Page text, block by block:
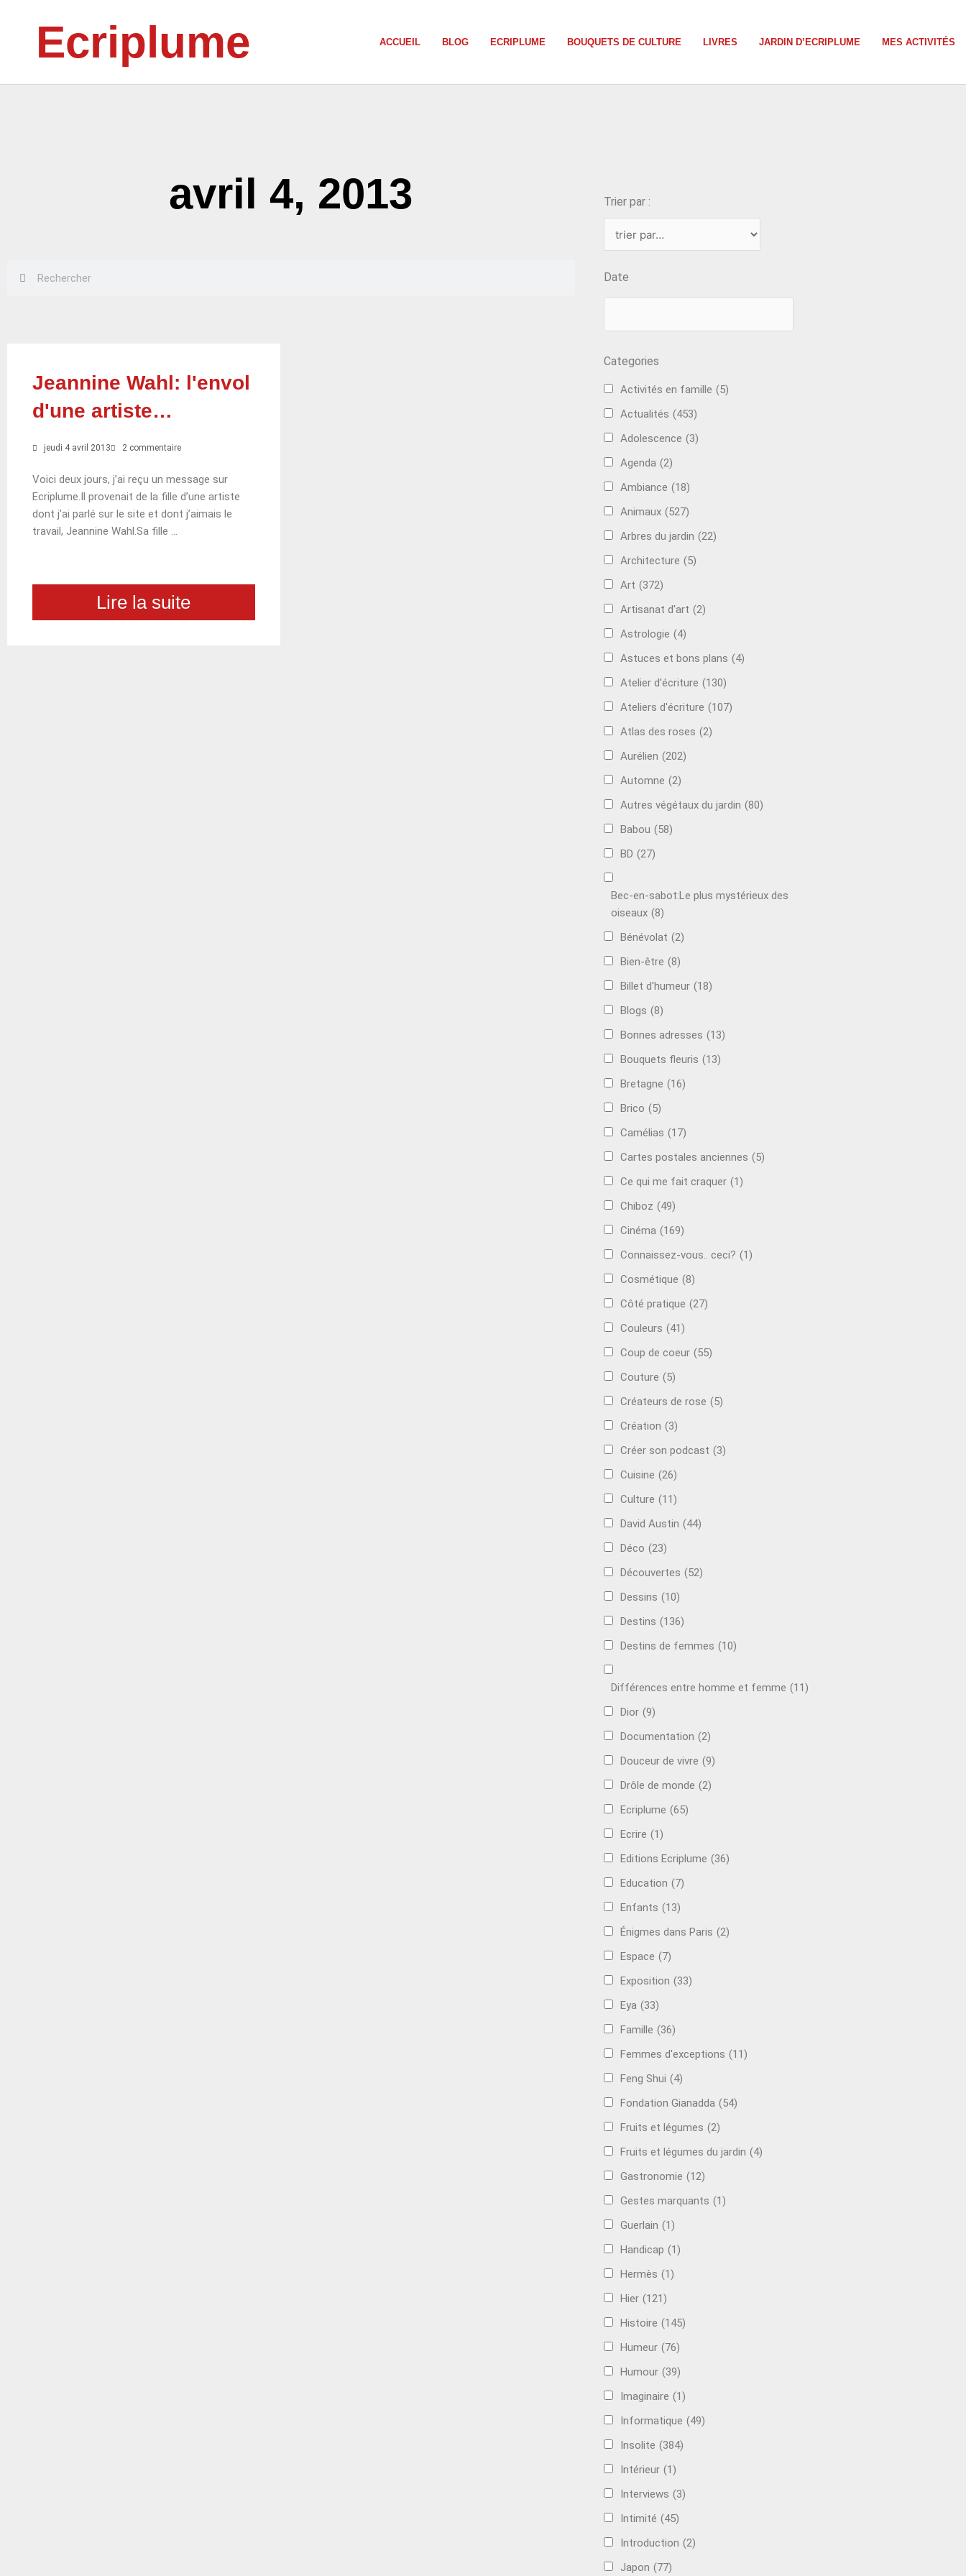
Ecriplume ACCUEIL BLOG ECRIPLUME BOUQUETS DE CULTURE LIVRES JARDIN D’ECRIPLUME MES ACTIVITÉS
avril 4, 2013
Jeannine Wahl: l'envol
d'une artiste…
jeudi 4 avril 2013 2 commentaire
Voici deux jours, j’ai reçu un message sur
Ecriplume.Il provenait de la fille d’une artiste
dont j’ai parlé sur le site et dont j’aimais le
travail, Jeannine Wahl.Sa fille …
Lire la suite
Trier par :
Date
Categories
Activités en famille (5)
Actualités (453)
Adolescence (3)
Agenda (2)
Ambiance (18)
Animaux (527)
Arbres du jardin (22)
Architecture (5)
Art (372)
Artisanat d'art (2)
Astrologie (4)
Astuces et bons plans (4)
Atelier d'écriture (130)
Ateliers d'écriture (107)
Atlas des roses (2)
Aurélien (202)
Automne (2)
Autres végétaux du jardin (80)
Babou (58)
BD (27)
Bec-en-sabot:Le plus mystérieux des
oiseaux (8)
Bénévolat (2)
Bien-être (8)
Billet d'humeur (18)
Blogs (8)
Bonnes adresses (13)
Bouquets fleuris (13)
Bretagne (16)
Brico (5)
Camélias (17)
Cartes postales anciennes (5)
Ce qui me fait craquer (1)
Chiboz (49)
Cinéma (169)
Connaissez-vous.. ceci? (1)
Cosmétique (8)
Côté pratique (27)
Couleurs (41)
Coup de coeur (55)
Couture (5)
Créateurs de rose (5)
Création (3)
Créer son podcast (3)
Cuisine (26)
Culture (11)
David Austin (44)
Déco (23)
Découvertes (52)
Dessins (10)
Destins (136)
Destins de femmes (10)
Différences entre homme et femme (11)
Dior (9)
Documentation (2)
Douceur de vivre (9)
Drôle de monde (2)
Ecriplume (65)
Ecrire (1)
Editions Ecriplume (36)
Education (7)
Enfants (13)
Énigmes dans Paris (2)
Espace (7)
Exposition (33)
Eya (33)
Famille (36)
Femmes d'exceptions (11)
Feng Shui (4)
Fondation Gianadda (54)
Fruits et légumes (2)
Fruits et légumes du jardin (4)
Gastronomie (12)
Gestes marquants (1)
Guerlain (1)
Handicap (1)
Hermès (1)
Hier (121)
Histoire (145)
Humeur (76)
Humour (39)
Imaginaire (1)
Informatique (49)
Insolite (384)
Intérieur (1)
Interviews (3)
Intimité (45)
Introduction (2)
Japon (77)